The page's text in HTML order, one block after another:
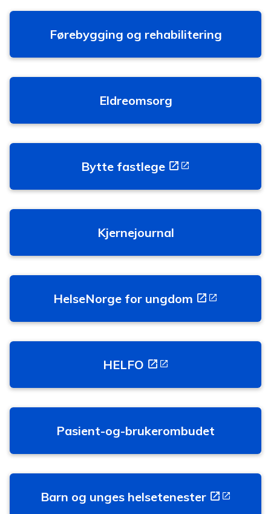
Førebygging og rehabilitering
Eldreomsorg
Bytte fastlege
Kjernejournal
HelseNorge for ungdom
HELFO
Pasient-og-brukerombudet
Barn og unges helsetenester